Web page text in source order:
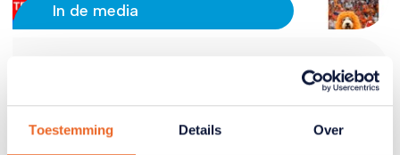
Toestemming Details Over
In de media
ANBO-PCOB bij RTL Nieuws
met reactie op oversterfte door
hitte